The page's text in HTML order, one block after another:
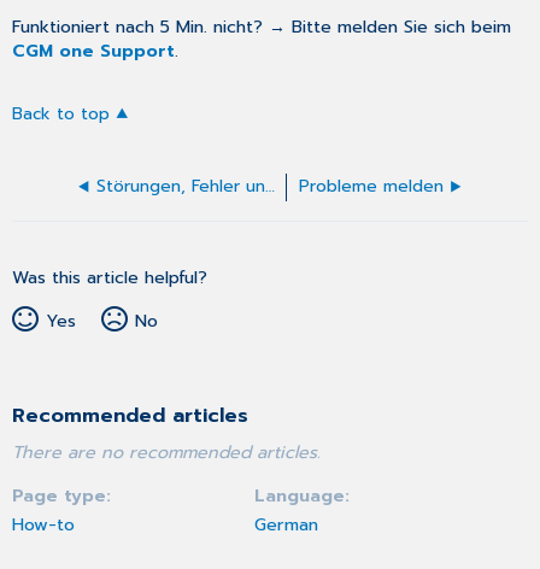
Funktioniert nach 5 Min. nicht? → Bitte melden Sie sich beim
CGM one Support.
Back to top
Störungen, Fehler und Schnellhilfe Probleme melden
Was this article helpful?
Yes
No
Recommended articles
There are no recommended articles.
Page type
How-to
Language
German